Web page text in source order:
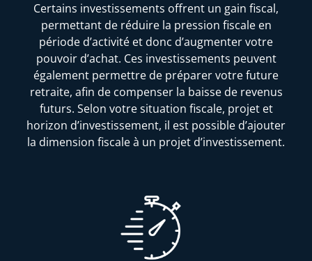
Certains investissements offrent un gain fiscal,
permettant de réduire la pression fiscale en
période d’activité et donc d’augmenter votre
pouvoir d’achat. Ces investissements peuvent
également permettre de préparer votre future
retraite, afin de compenser la baisse de revenus
futurs. Selon votre situation fiscale, projet et
horizon d’investissement, il est possible d’ajouter
la dimension fiscale à un projet d’investissement.